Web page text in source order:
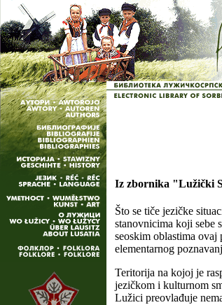
Iz zbornika "Lužički
Što se tiče jezičke
stanovnicima koji sebe
seoskim oblastima
elementarnog
Teritorija na kojoj je
jezičkom i kulturnom
Lužici preovlađuje